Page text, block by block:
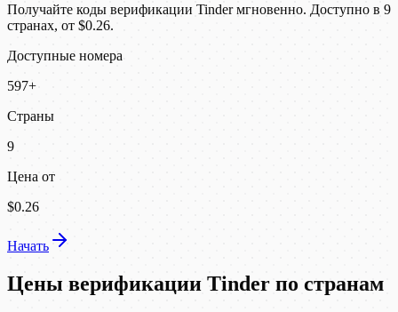
Получайте коды верификации Tinder мгновенно. Доступно в 9
странах, от $0.26.
Доступные номера
597+
Страны
9
Цена от
$0.26
Начать
Цены верификации Tinder по странам